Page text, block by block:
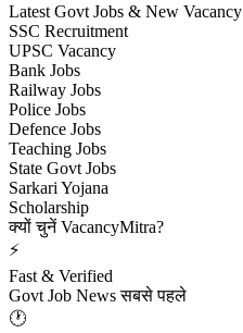
Latest Govt Jobs & New Vacancy
SSC Recruitment
UPSC Vacancy
Bank Jobs
Railway Jobs
Police Jobs
Defence Jobs
Teaching Jobs
State Govt Jobs
Sarkari Yojana
Scholarship
क्यों चुनें VacancyMitra?
⚡
Fast & Verified
Govt Job News सबसे पहले
🕐